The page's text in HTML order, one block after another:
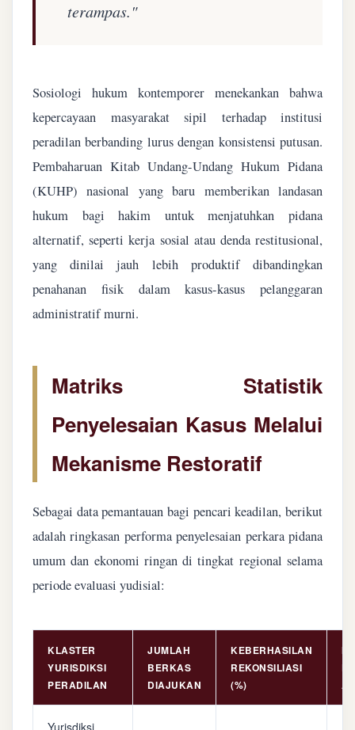
terampas."
Sosiologi hukum kontemporer menekankan bahwa
kepercayaan masyarakat sipil terhadap institusi
peradilan berbanding lurus dengan konsistensi putusan.
Pembaharuan Kitab Undang-Undang Hukum Pidana
(KUHP) nasional yang baru memberikan landasan
hukum bagi hakim untuk menjatuhkan pidana
alternatif, seperti kerja sosial atau denda restitusional,
yang dinilai jauh lebih produktif dibandingkan
penahanan fisik dalam kasus-kasus pelanggaran
administratif murni.
Matriks Statistik
Penyelesaian Kasus Melalui
Mekanisme Restoratif
Sebagai data pemantauan bagi pencari keadilan, berikut
adalah ringkasan performa penyelesaian perkara pidana
umum dan ekonomi ringan di tingkat regional selama
periode evaluasi yudisial:
KLASTER
YURISDIKSI
PERADILAN
JUMLAH
BERKAS
DIAJUKAN
KEBERHASILAN
REKONSILIASI
(%)
Yurisdiksi